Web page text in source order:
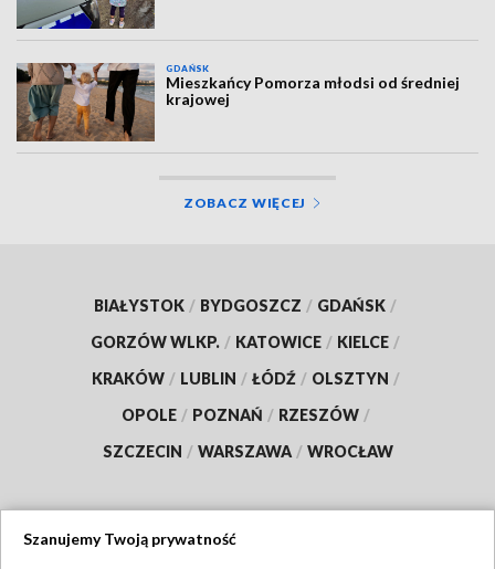
GDAŃSK
Mieszkańcy Pomorza młodsi od średniej
krajowej
ZOBACZ WIĘCEJ
BIAŁYSTOK / BYDGOSZCZ / GDAŃSK /
GORZÓW WLKP. / KATOWICE / KIELCE /
KRAKÓW / LUBLIN / ŁÓDŹ / OLSZTYN /
OPOLE / POZNAŃ / RZESZÓW /
SZCZECIN / WARSZAWA / WROCŁAW
Szanujemy Twoją prywatność